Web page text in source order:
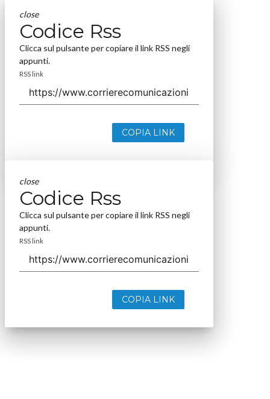
close
Codice Rss
Clicca sul pulsante per copiare il link RSS negli
appunti.
RSS link
COPIA LINK
close
Codice Rss
Clicca sul pulsante per copiare il link RSS negli
appunti.
RSS link
COPIA LINK